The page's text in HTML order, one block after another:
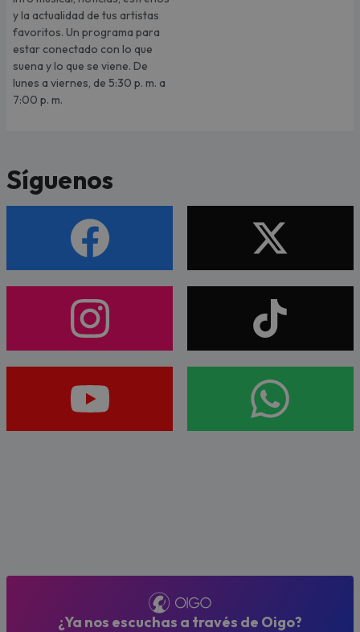
y la actualidad de tus artistas
favoritos. Un programa para
estar conectado con lo que
suena y lo que se viene. De
lunes a viernes, de 5:30 p. m. a
7:00 p. m.
Síguenos
¿Ya nos escuchas a través de Oigo?